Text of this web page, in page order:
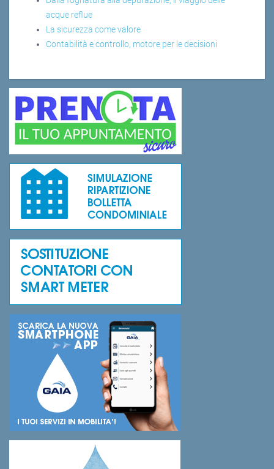
acque reflue
La sicurezza come valore
Contabilità e controllo, motore per le decisioni